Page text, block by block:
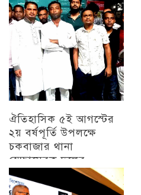
ঐতিহাসিক ৫ই আগস্টের
২য় বর্ষপূর্তি উপলক্ষে
চকবাজার থানা
স্বেচ্ছাসেবক দলের
প্রামাণ্যচিত্র প্রদর্শন ও
বিজয় মিছিল